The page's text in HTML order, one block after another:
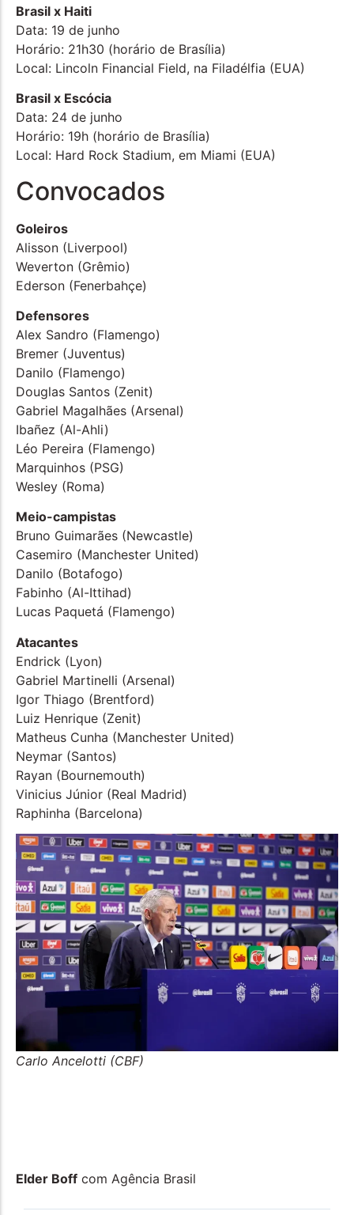
Brasil x Haiti
Data: 19 de junho
Horário: 21h30 (horário de Brasília)
Local: Lincoln Financial Field, na Filadélfia (EUA)
Brasil x Escócia
Data: 24 de junho
Horário: 19h (horário de Brasília)
Local: Hard Rock Stadium, em Miami (EUA)
Convocados
Goleiros
Alisson (Liverpool)
Weverton (Grêmio)
Ederson (Fenerbahçe)
Defensores
Alex Sandro (Flamengo)
Bremer (Juventus)
Danilo (Flamengo)
Douglas Santos (Zenit)
Gabriel Magalhães (Arsenal)
Ibañez (Al-Ahli)
Léo Pereira (Flamengo)
Marquinhos (PSG)
Wesley (Roma)
Meio-campistas
Bruno Guimarães (Newcastle)
Casemiro (Manchester United)
Danilo (Botafogo)
Fabinho (Al-Ittihad)
Lucas Paquetá (Flamengo)
Atacantes
Endrick (Lyon)
Gabriel Martinelli (Arsenal)
Igor Thiago (Brentford)
Luiz Henrique (Zenit)
Matheus Cunha (Manchester United)
Neymar (Santos)
Rayan (Bournemouth)
Vinicius Júnior (Real Madrid)
Raphinha (Barcelona)
Carlo Ancelotti (CBF)
Elder Boff com Agência Brasil